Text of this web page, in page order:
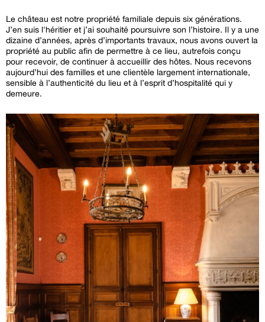
Le château est notre propriété familiale depuis six générations.
J’en suis l'héritier et j’ai souhaité poursuivre son l’histoire. Il y a une
dizaine d’années, après d’importants travaux, nous avons ouvert la
propriété au public afin de permettre à ce lieu, autrefois conçu
pour recevoir, de continuer à accueillir des hôtes. Nous recevons
aujourd’hui des familles et une clientèle largement internationale,
sensible à l’authenticité du lieu et à l’esprit d’hospitalité qui y
demeure.